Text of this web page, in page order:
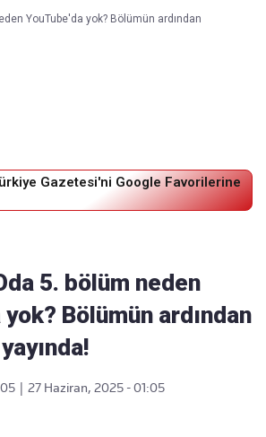
YouTube'da yok? Bölümün ardından
Gazetesi'ni Google Favorilerine
5. bölüm neden
Bölümün ardından
27 Haziran, 2025 - 01:05